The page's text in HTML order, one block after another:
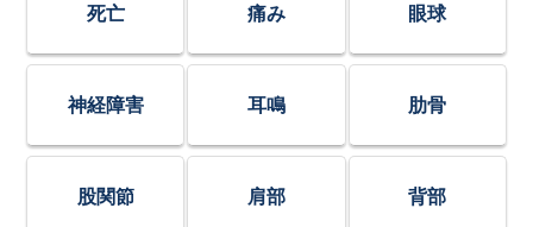
死亡 痛み 眼球
神経障害 耳鳴 肋骨
股関節 肩部 背部